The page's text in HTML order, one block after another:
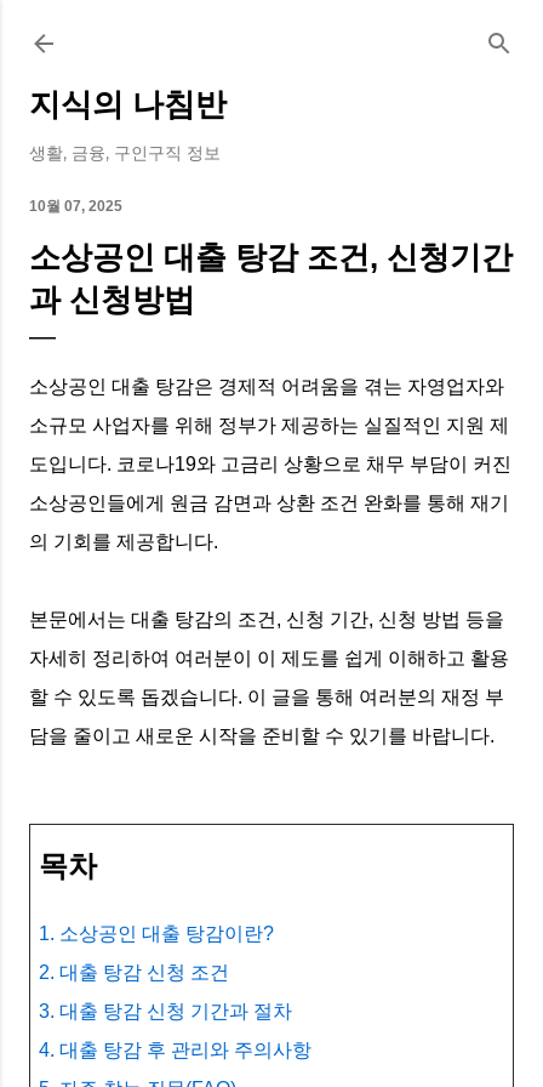
지식의 나침반
생활, 금융, 구인구직 정보
10월 07, 2025
소상공인 대출 탕감 조건, 신청기간
과 신청방법
소상공인 대출 탕감은 경제적 어려움을 겪는 자영업자와
소규모 사업자를 위해 정부가 제공하는 실질적인 지원 제
도입니다. 코로나19와 고금리 상황으로 채무 부담이 커진
소상공인들에게 원금 감면과 상환 조건 완화를 통해 재기
의 기회를 제공합니다.
본문에서는 대출 탕감의 조건, 신청 기간, 신청 방법 등을
자세히 정리하여 여러분이 이 제도를 쉽게 이해하고 활용
할 수 있도록 돕겠습니다. 이 글을 통해 여러분의 재정 부
담을 줄이고 새로운 시작을 준비할 수 있기를 바랍니다.
목차
1. 소상공인 대출 탕감이란?
2. 대출 탕감 신청 조건
3. 대출 탕감 신청 기간과 절차
4. 대출 탕감 후 관리와 주의사항